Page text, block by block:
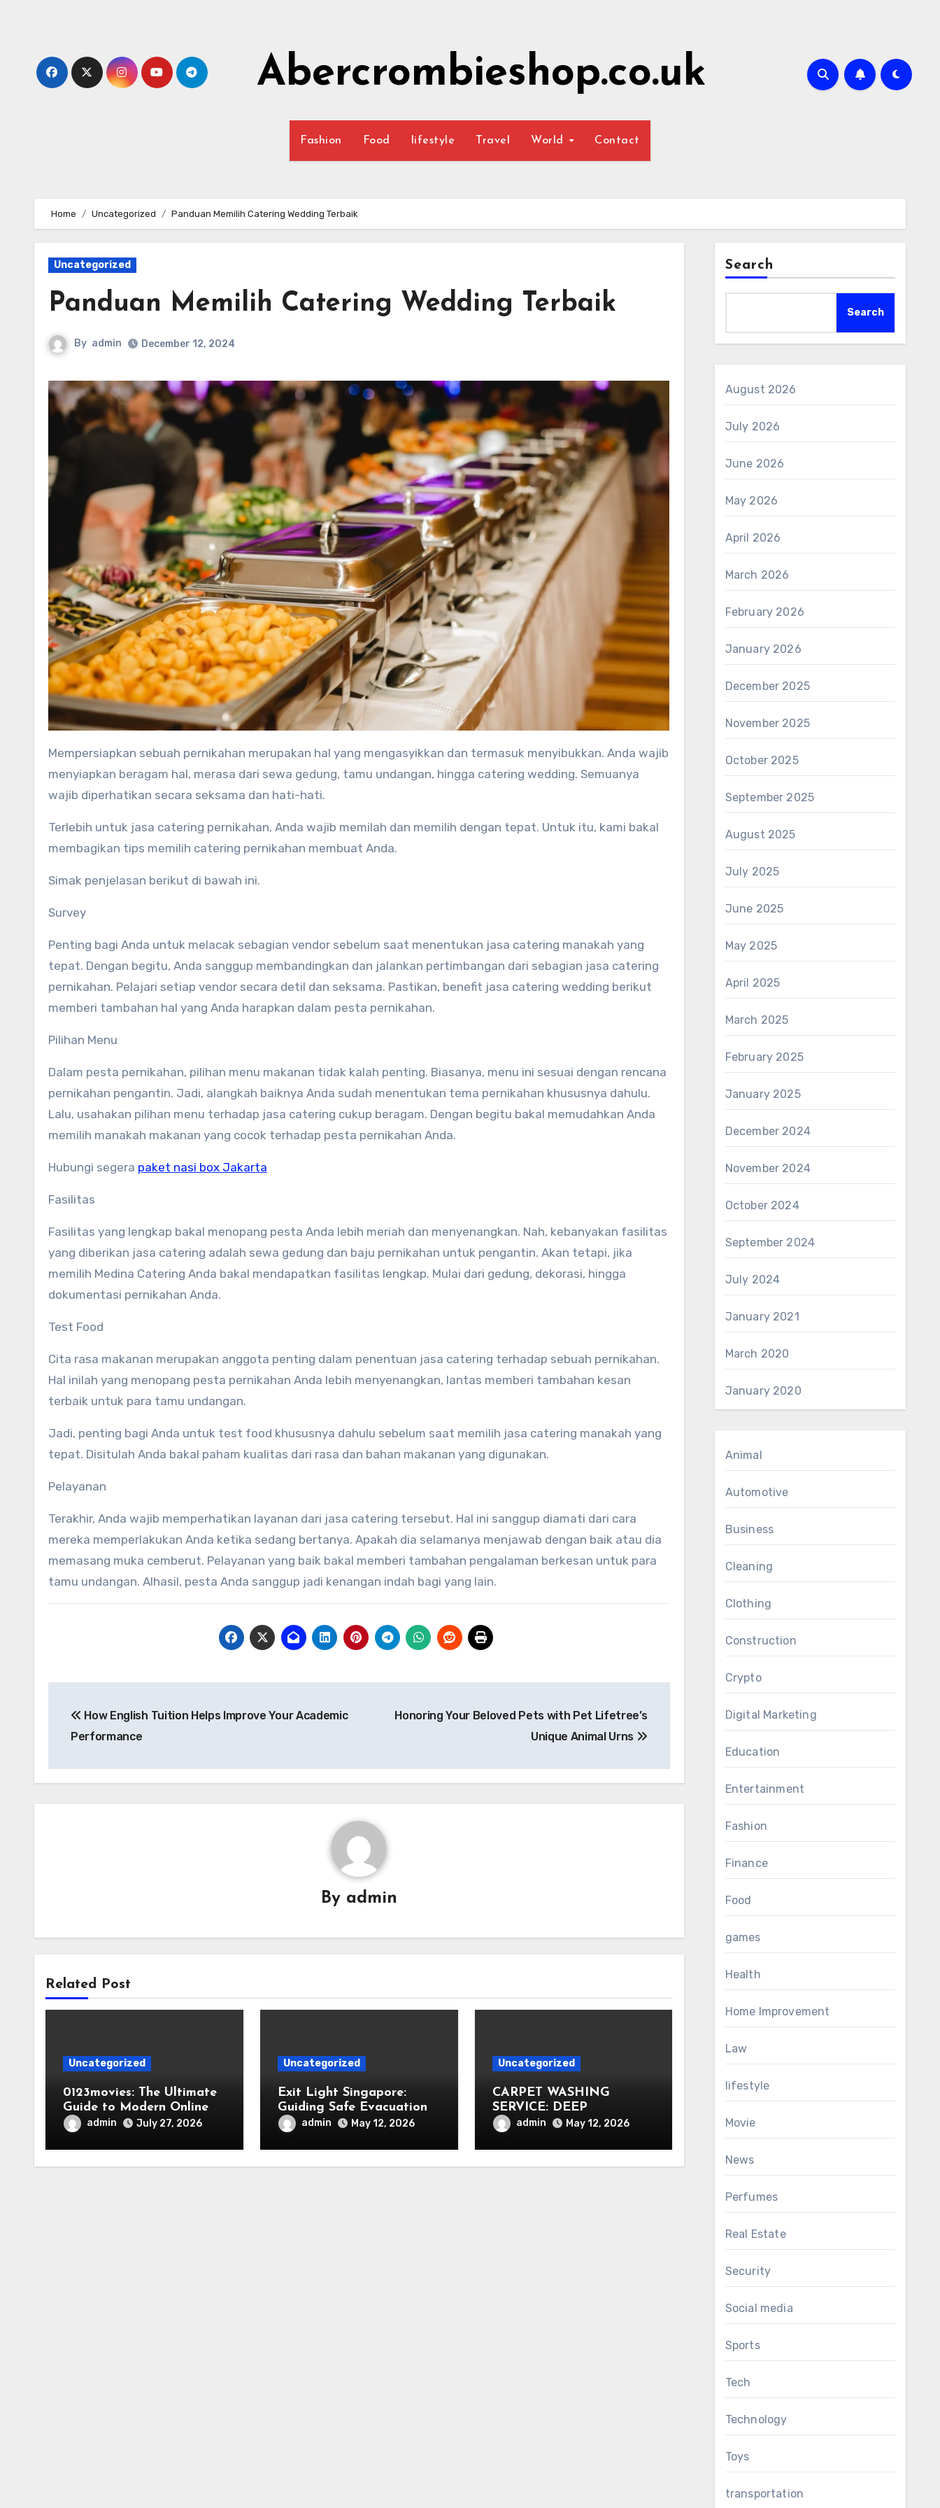
Abercrombieshop.co.uk
Fashion Food lifestyle Travel World Contact
Home Uncategorized Panduan Memilih Catering Wedding Terbaik
Uncategorized
Panduan Memilih Catering Wedding Terbaik
By admin December 12, 2024
Mempersiapkan sebuah pernikahan merupakan hal yang mengasyikkan dan termasuk menyibukkan. Anda wajib
menyiapkan beragam hal, merasa dari sewa gedung, tamu undangan, hingga catering wedding. Semuanya
wajib diperhatikan secara seksama dan hati-hati.
Terlebih untuk jasa catering pernikahan, Anda wajib memilah dan memilih dengan tepat. Untuk itu, kami bakal
membagikan tips memilih catering pernikahan membuat Anda.
Simak penjelasan berikut di bawah ini.
Survey
Penting bagi Anda untuk melacak sebagian vendor sebelum saat menentukan jasa catering manakah yang
tepat. Dengan begitu, Anda sanggup membandingkan dan jalankan pertimbangan dari sebagian jasa catering
pernikahan. Pelajari setiap vendor secara detil dan seksama. Pastikan, benefit jasa catering wedding berikut
memberi tambahan hal yang Anda harapkan dalam pesta pernikahan.
Pilihan Menu
Dalam pesta pernikahan, pilihan menu makanan tidak kalah penting. Biasanya, menu ini sesuai dengan rencana
pernikahan pengantin. Jadi, alangkah baiknya Anda sudah menentukan tema pernikahan khususnya dahulu.
Lalu, usahakan pilihan menu terhadap jasa catering cukup beragam. Dengan begitu bakal memudahkan Anda
memilih manakah makanan yang cocok terhadap pesta pernikahan Anda.
Hubungi segera paket nasi box Jakarta
Fasilitas
Fasilitas yang lengkap bakal menopang pesta Anda lebih meriah dan menyenangkan. Nah, kebanyakan fasilitas
yang diberikan jasa catering adalah sewa gedung dan baju pernikahan untuk pengantin. Akan tetapi, jika
memilih Medina Catering Anda bakal mendapatkan fasilitas lengkap. Mulai dari gedung, dekorasi, hingga
dokumentasi pernikahan Anda.
Test Food
Cita rasa makanan merupakan anggota penting dalam penentuan jasa catering terhadap sebuah pernikahan.
Hal inilah yang menopang pesta pernikahan Anda lebih menyenangkan, lantas memberi tambahan kesan
terbaik untuk para tamu undangan.
Jadi, penting bagi Anda untuk test food khususnya dahulu sebelum saat memilih jasa catering manakah yang
tepat. Disitulah Anda bakal paham kualitas dari rasa dan bahan makanan yang digunakan.
Pelayanan
Terakhir, Anda wajib memperhatikan layanan dari jasa catering tersebut. Hal ini sanggup diamati dari cara
mereka memperlakukan Anda ketika sedang bertanya. Apakah dia selamanya menjawab dengan baik atau dia
memasang muka cemberut. Pelayanan yang baik bakal memberi tambahan pengalaman berkesan untuk para
tamu undangan. Alhasil, pesta Anda sanggup jadi kenangan indah bagi yang lain.
navigation
How English Tuition Helps Improve Your Academic
Performance
Honoring Your Beloved Pets with Pet Lifetree’s
Unique Animal Urns
By admin
Related Post
Uncategorized
0123movies: The Ultimate
Guide to Modern Online
Movie Discovery
admin July 27, 2026
Uncategorized
Exit Light Singapore:
Guiding Safe Evacuation
admin May 12, 2026
Uncategorized
CARPET WASHING
SERVICE: DEEP
CLEANING FOR
HEALTHIER INTERIORS
admin May 12, 2026
Search
Search
August 2026
July 2026
June 2026
May 2026
April 2026
March 2026
February 2026
January 2026
December 2025
November 2025
October 2025
September 2025
August 2025
July 2025
June 2025
May 2025
April 2025
March 2025
February 2025
January 2025
December 2024
November 2024
October 2024
September 2024
July 2024
January 2021
March 2020
January 2020
Animal
Automotive
Business
Cleaning
Clothing
Construction
Crypto
Digital Marketing
Education
Entertainment
Fashion
Finance
Food
games
Health
Home Improvement
Law
lifestyle
Movie
News
Perfumes
Real Estate
Security
Social media
Sports
Tech
Technology
Toys
transportation